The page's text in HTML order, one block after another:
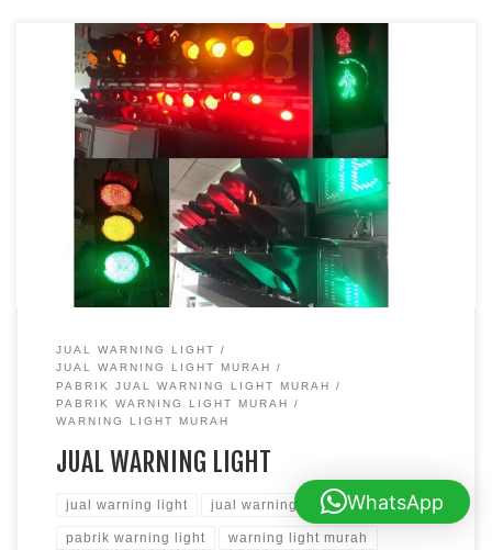
Kami adalah pabrik yang menjual warning light berkualitas
dengan harga yang murah… JUAL RAMBU & PABRIK CAT
MARKA Klien kami tersebar di seluruh Indonesia sejak 2010
Info Produk & Pemesanan Marketing Office :031 8785
3499 MobileJakarta Sofietelepon/Whatsapp :0811 9801
962 Surabaya Herdi0811-8189-776
JUAL WARNING LIGHT
JUAL WARNING LIGHT MURAH
PABRIK JUAL WARNING LIGHT MURAH
PABRIK WARNING LIGHT MURAH
WARNING LIGHT MURAH
JUAL WARNING LIGHT
jual warning light jual warning light murah
pabrik warning light warning light murah
WhatsApp